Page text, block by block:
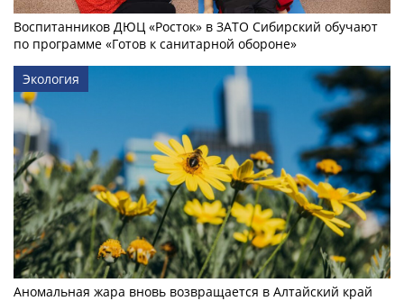
Воспитанников ДЮЦ «Росток» в ЗАТО Сибирский обучают
по программе «Готов к санитарной обороне»
Экология
Аномальная жара вновь возвращается в Алтайский край